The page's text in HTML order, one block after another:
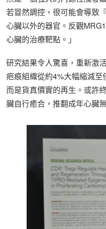
若冒然調控，很可能會導致
心臟以外的器官。反觀
心臟的治療靶點。」
研究結果令人驚喜，重新激
疤痕組織從約4%大幅縮減
而是貨真價實的再生。或許
臟自行癒合，推翻成年心臟